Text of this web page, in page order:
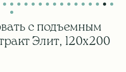
с подъемным
Элит, 120х200